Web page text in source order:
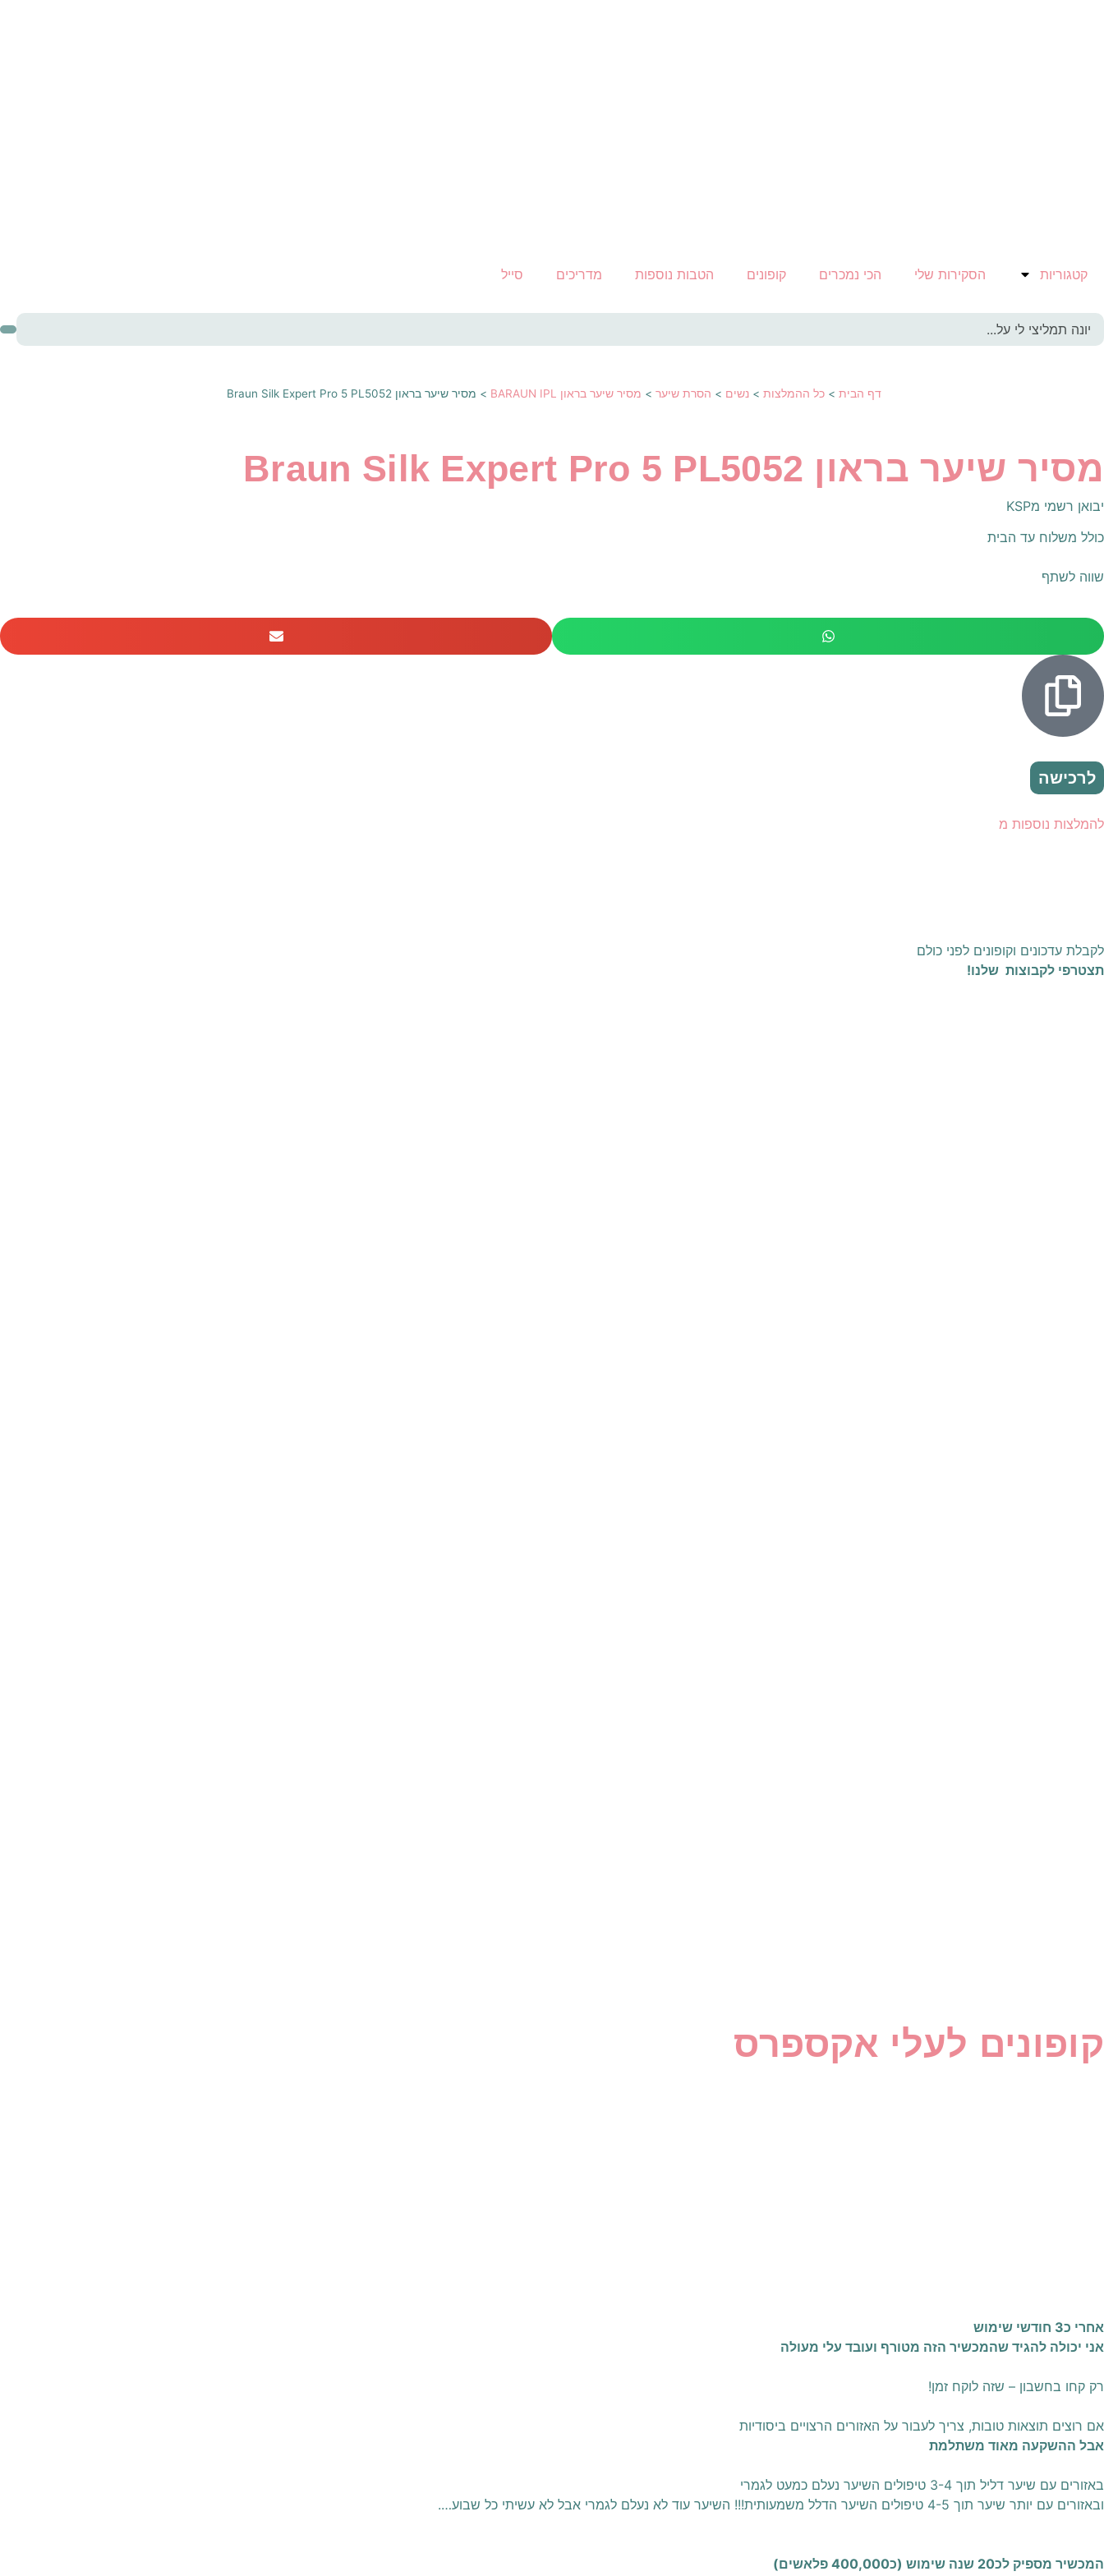
קטגוריות הסקירות שלי הכי נמכרים קופונים הטבות נוספות מדריכים סייל
דף הבית >כל ההמלצות >נשים > הסרת שיער > מסיר שיער בראון BARAUN IPL > מסיר שיער בראון Braun Silk Expert Pro 5 PL5052
מסיר שיער בראון Braun Silk Expert Pro 5 PL5052
יבואן רשמי מKSP
כולל משלוח עד הבית
שווה לשתף
לרכישה
להמלצות נוספות מ
לקבלת עדכונים וקופונים לפני כולם
תצטרפי לקבוצות שלנו!
קופונים לעלי אקספרס
אחרי כ3 חודשי שימוש
אני יכולה להגיד שהמכשיר הזה מטורף ועובד עלי מעולה
רק קחו בחשבון – שזה לוקח זמן!
אם רוצים תוצאות טובות, צריך לעבור על האזורים הרצויים ביסודיות
אבל ההשקעה מאוד משתלמת
באזורים עם שיער דליל תוך 3-4 טיפולים השיער נעלם כמעט לגמרי
ובאזורים עם יותר שיער תוך 4-5 טיפולים השיער הדלל משמעותית!!! השיער עוד לא נעלם לגמרי אבל לא עשיתי כל שבוע….
המכשיר מספיק לכ20 שנה שימוש (כ400,000 פלאשים)